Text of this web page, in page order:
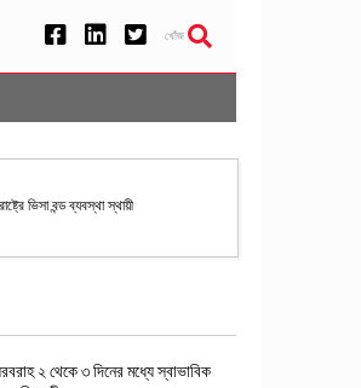
খোঁজ
থাকার আহ্বান ফখরুলের
২ থেকে ৩ দিনের মধ্যে স্বাভাবিক